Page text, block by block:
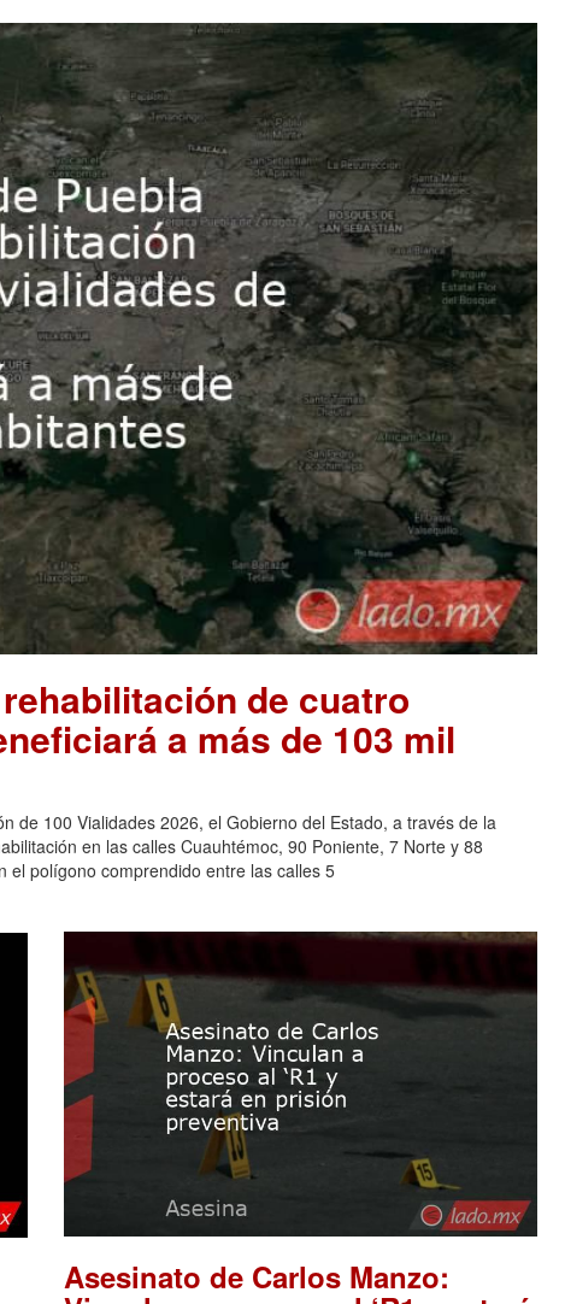
de cuatro
a más de 103 mil
de 100 Vialidades 2026, el Gobierno del Estado, a través de la
en las calles Cuauhtémoc, 90 Poniente, 7 Norte y 88
el polígono comprendido entre las calles 5
Asesinato de Carlos Manzo: